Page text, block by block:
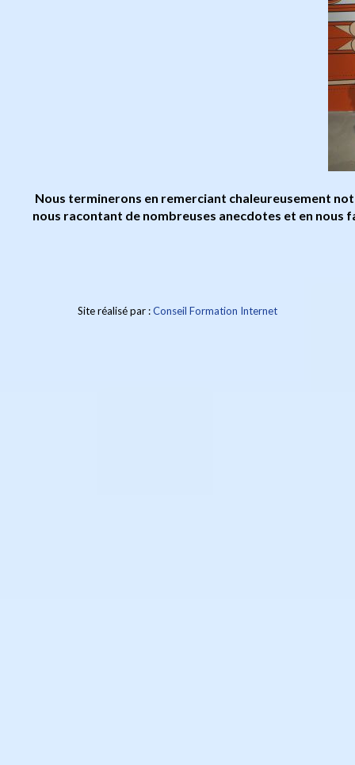
Nous terminerons en remerciant chaleureusement
nous racontant de nombreuses anecdotes et en nous
Site réalisé par :Conseil Formation Internet